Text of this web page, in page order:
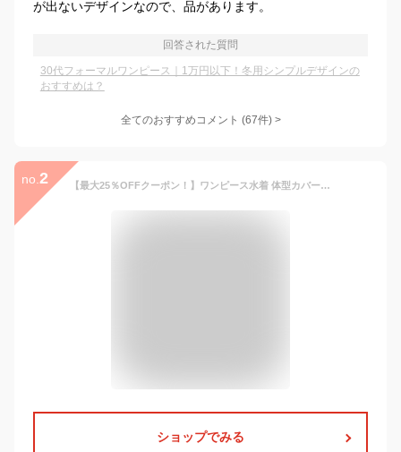
が出ないデザインなので、品があります。
回答された質問
30代フォーマルワンピース｜1万円以下！冬用シンプルデザインの
おすすめは？
全てのおすすめコメント (67件) >
no. 2 【最大25％OFFクーポン！】ワンピース水着 体型カバー水着 大きいサイズ レディース ママ水着 オフショルダー オールインワン フレア 花柄 黒 ぽっちゃり 二の腕 カバーアップ XXL 3L 4L 5L 6L 13号 15号 17号 19号 Eカップ Fカップ
ショップでみる